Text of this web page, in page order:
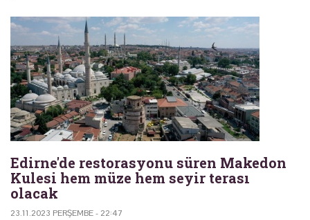
Edirne'de restorasyonu süren Makedon
Kulesi hem müze hem seyir terası
olacak
23.11.2023 PERŞEMBE - 22:47